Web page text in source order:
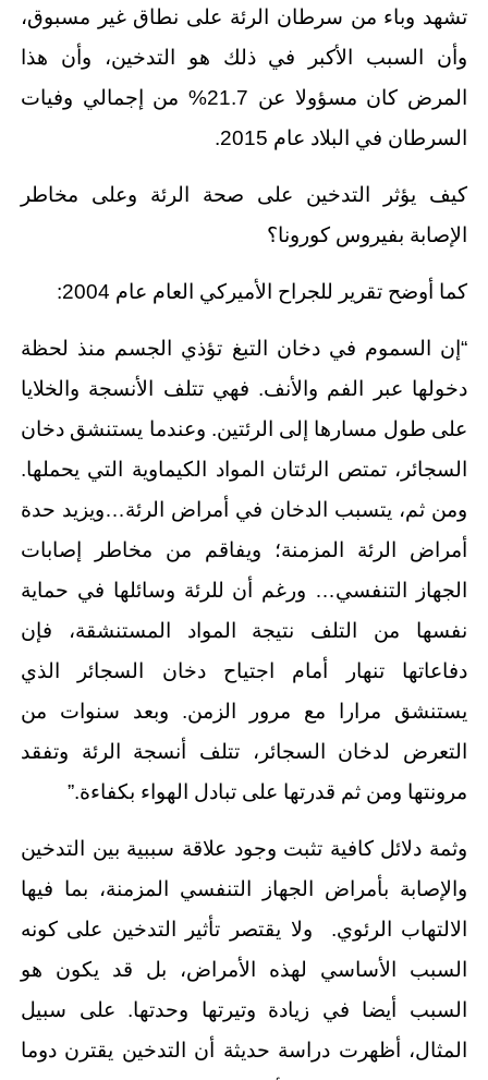
تشهد وباء من سرطان الرئة على نطاق غير مسبوق،
وأن السبب الأكبر في ذلك هو التدخين، وأن هذا
المرض كان مسؤولا عن 21.7% من إجمالي وفيات
السرطان في البلاد عام 2015.
كيف يؤثر التدخين على صحة الرئة وعلى مخاطر
الإصابة بفيروس كورونا؟
كما أوضح تقرير للجراح الأميركي العام عام 2004:
“إن السموم في دخان التبغ تؤذي الجسم منذ لحظة
دخولها عبر الفم والأنف. فهي تتلف الأنسجة والخلايا
على طول مسارها إلى الرئتين. وعندما يستنشق دخان
السجائر، تمتص الرئتان المواد الكيماوية التي يحملها.
ومن ثم، يتسبب الدخان في أمراض الرئة…ويزيد حدة
أمراض الرئة المزمنة؛ ويفاقم من مخاطر إصابات
الجهاز التنفسي… ورغم أن للرئة وسائلها في حماية
نفسها من التلف نتيجة المواد المستنشقة، فإن
دفاعاتها تنهار أمام اجتياح دخان السجائر الذي
يستنشق مرارا مع مرور الزمن. وبعد سنوات من
التعرض لدخان السجائر، تتلف أنسجة الرئة وتفقد
مرونتها ومن ثم قدرتها على تبادل الهواء بكفاءة.”
وثمة دلائل كافية تثبت وجود علاقة سببية بين التدخين
والإصابة بأمراض الجهاز التنفسي المزمنة، بما فيها
الالتهاب الرئوي. ولا يقتصر تأثير التدخين على كونه
السبب الأساسي لهذه الأمراض، بل قد يكون هو
السبب أيضا في زيادة وتيرتها وحدتها. على سبيل
المثال، أظهرت دراسة حديثة أن التدخين يقترن دوما